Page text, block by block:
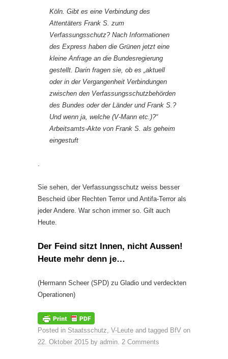
Köln. Gibt es eine Verbindung des
Attentäters Frank S. zum
Verfassungsschutz? Nach Informationen
des Express haben die Grünen jetzt eine
kleine Anfrage an die Bundesregierung
gestellt. Darin fragen sie, ob es „aktuell
oder in der Vergangenheit Verbindungen
zwischen den Verfassungsschutzbehörden
des Bundes oder der Länder und Frank S.?
Und wenn ja, welche (V-Mann etc.)?“
Arbeitsamts-Akte von Frank S. als geheim
eingestuft
.
Sie sehen, der Verfassungsschutz weiss besser
Bescheid über Rechten Terror und Antifa-Terror als
jeder Andere. War schon immer so. Gilt auch
Heute.
Der Feind sitzt Innen, nicht Aussen!
Heute mehr denn je…
(Hermann Scheer (SPD) zu Gladio und verdeckten
Operationen)
Posted in Staatsschutz, V-Leute and tagged BfV on
22. Oktober 2015 by admin. 2 Comments